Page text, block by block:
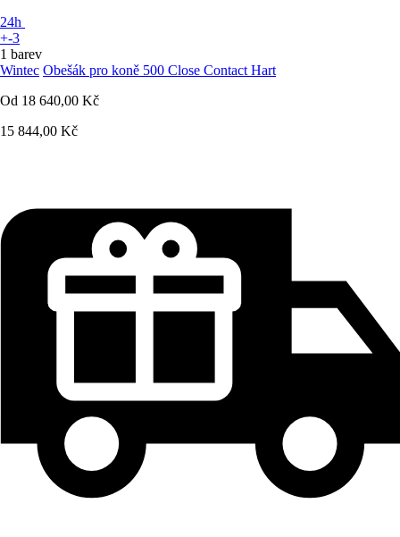
24h
+-3
1 barev
Wintec Obešák pro koně 500 Close Contact Hart
Od 18 640,00 Kč
15 844,00 Kč